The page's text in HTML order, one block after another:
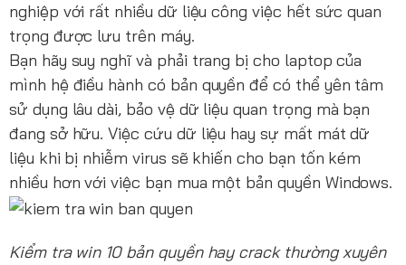
nghiệp với rất nhiều dữ liệu công việc hết sức quan
trọng được lưu trên máy.
Bạn hãy suy nghĩ và phải trang bị cho laptop của
mình hệ điều hành có bản quyền để có thể yên tâm
sử dụng lâu dài, bảo vệ dữ liệu quan trọng mà bạn
đang sở hữu. Việc cứu dữ liệu hay sự mất mát dữ
liệu khi bị nhiễm virus sẽ khiến cho bạn tốn kém
nhiều hơn với việc bạn mua một bản quyền Windows.
Kiểm tra win 10 bản quyền hay crack thường xuyên